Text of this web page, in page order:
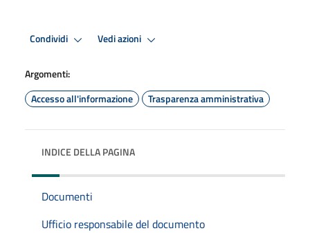
Condividi Vedi azioni
Argomenti:
Accesso all'informazione
Trasparenza amministrativa
INDICE DELLA PAGINA
Documenti
Ufficio responsabile del documento